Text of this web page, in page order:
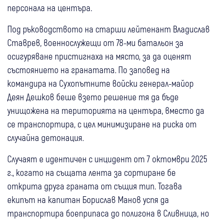
персонала на центъра.
Под ръководството на старши лейтенант Владислав
Ставрев, военнослужещи от 78-ми батальон за
осигуряване пристигнаха на място, за да оценят
състоянието на гранатата. По заповед на
командира на Сухопътните войски генерал-майор
Деян Дешков беше взето решение тя да бъде
унищожена на територията на центъра, вместо да
се транспортира, с цел минимизиране на риска от
случайна детонация.
Случаят е идентичен с инцидент от 7 октомври 2025
г., когато на същата лента за сортиране бе
открита друга граната от същия тип. Тогава
екипът на капитан Борислав Манов успя да
транспортира боеприпаса до полигона в Сливница, но